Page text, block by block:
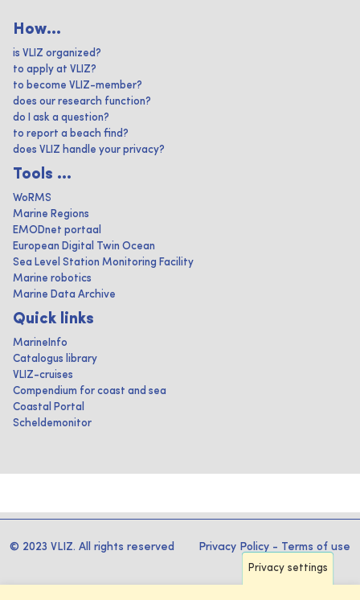
How...
is VLIZ organized?
to apply at VLIZ?
to become VLIZ-member?
does our research function?
do I ask a question?
to report a beach find?
does VLIZ handle your privacy?
Tools ...
WoRMS
Marine Regions
EMODnet portaal
European Digital Twin Ocean
Sea Level Station Monitoring Facility
Marine robotics
Marine Data Archive
Quick links
MarineInfo
Catalogus library
VLIZ-cruises
Compendium for coast and sea
Coastal Portal
Scheldemonitor
© 2023 VLIZ. All rights reserved Privacy Policy - Terms of use
Privacy settings